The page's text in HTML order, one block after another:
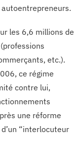
les 6,6 millions de
etc.).
ce régime
contre lui,
une réforme
“interlocuteur